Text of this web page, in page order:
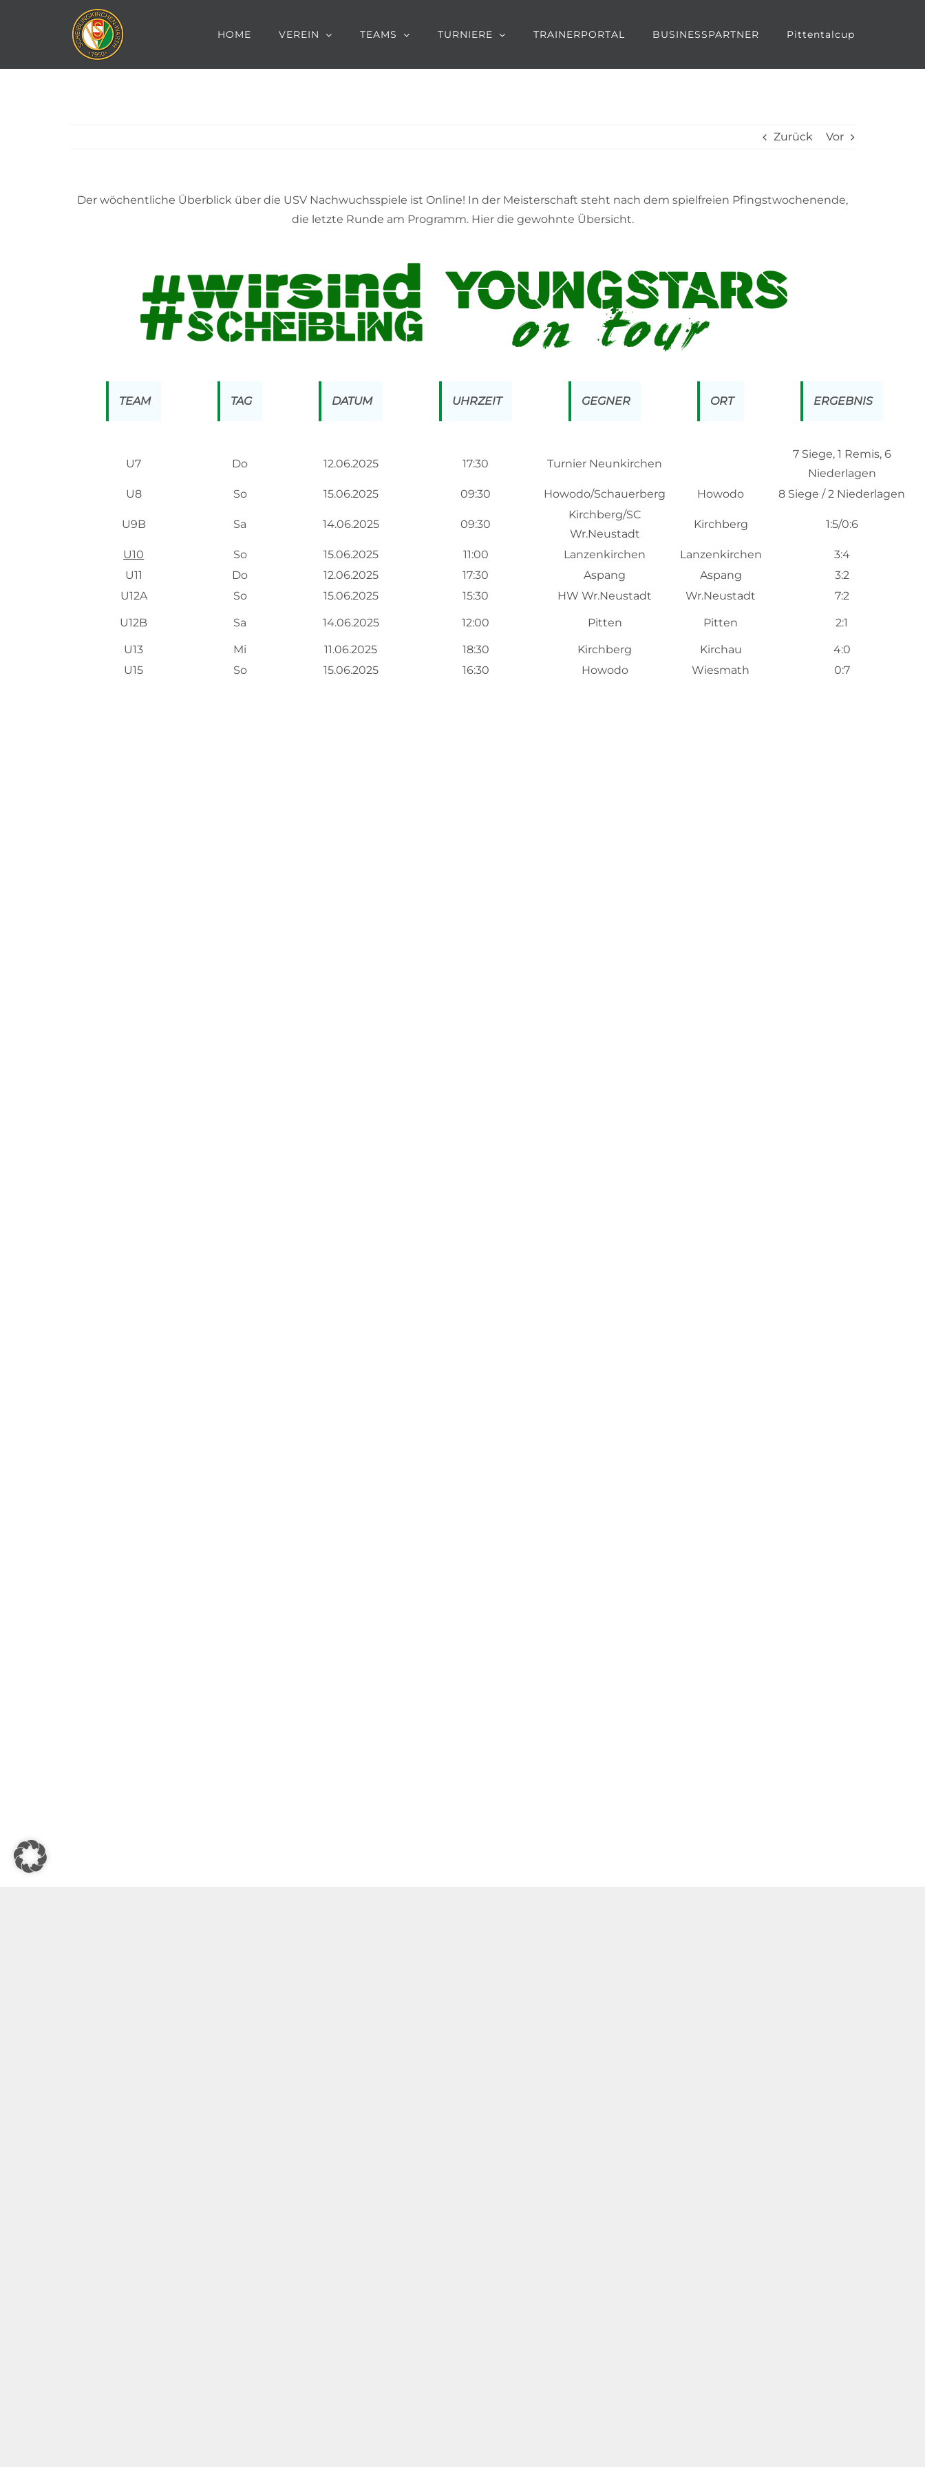
HOME VEREIN TEAMS TURNIERE TRAINERPORTAL BUSINESSPARTNER Pittentalcup
Zurück Vor
Der wöchentliche Überblick über die USV Nachwuchsspiele ist Online! In der Meisterschaft steht nach dem spielfreien Pfingstwochenende,
die letzte Runde am Programm. Hier die gewohnte Übersicht.
TEAM TAG DATUM UHRZEIT GEGNER ORT ERGEBNIS
U7 Do 12.06.2025 17:30 Turnier Neunkirchen
7 Siege, 1 Remis, 6
Niederlagen
U8
So 15.06.2025 09:30 Howodo/Schauerberg Howodo 8 Siege / 2 Niederlagen
U9B Sa 14.06.2025 09:30
Kirchberg/SC
Wr.Neustadt
Kirchberg 1:5/0:6
U10 So 15.06.2025 11:00 Lanzenkirchen Lanzenkirchen
3:4
U11
Do 12.06.2025 17:30 Aspang Aspang
3:2
U12A
So 15.06.2025 15:30 HW Wr.Neustadt Wr.Neustadt 7:2
U12B Sa 14.06.2025 12:00 Pitten Pitten 2:1
U13 Mi 11.06.2025 18:30 Kirchberg Kirchau
4:0
U15
So 15.06.2025 16:30 Howodo Wiesmath 0:7